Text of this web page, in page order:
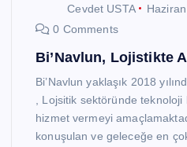
Cevdet USTA
0 Comments
Bi’Navlun, Lojistikte
Bi’Navlun yaklaşık 2018
, Lojsitik sektöründe
hizmet vermeyi
konuşulan ve geleceğe en